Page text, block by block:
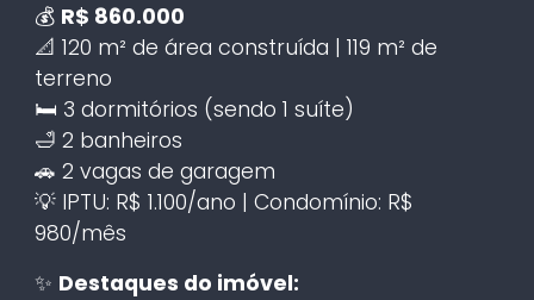
💰 R$ 860.000
📐 120 m² de área construída | 119 m² de
terreno
🛏️ 3 dormitórios (sendo 1 suíte)
🛁 2 banheiros
🚗 2 vagas de garagem
💡 IPTU: R$ 1.100/ano | Condomínio: R$
980/mês
✨ Destaques do imóvel: